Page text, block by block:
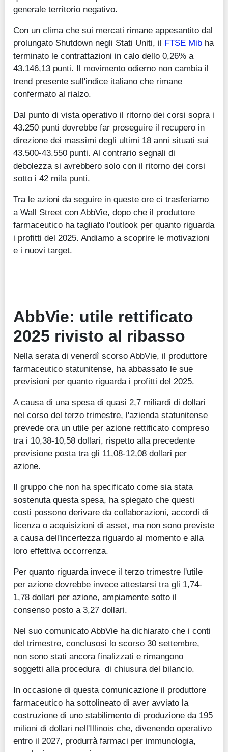
generale territorio negativo.
Con un clima che sui mercati rimane appesantito dal
prolungato Shutdown negli Stati Uniti, il FTSE Mib ha
terminato le contrattazioni in calo dello 0,26% a
43.146,13 punti. Il movimento odierno non cambia il
trend presente sull'indice italiano che rimane
confermato al rialzo.
Dal punto di vista operativo il ritorno dei corsi sopra i
43.250 punti dovrebbe far proseguire il recupero in
direzione dei massimi degli ultimi 18 anni situati sui
43.500-43.550 punti. Al contrario segnali di
debolezza si avrebbero solo con il ritorno dei corsi
sotto i 42 mila punti.
Tra le azioni da seguire in queste ore ci trasferiamo
a Wall Street con AbbVie, dopo che il produttore
farmaceutico ha tagliato l'outlook per quanto riguarda
i profitti del 2025. Andiamo a scoprire le motivazioni
e i nuovi target.
AbbVie: utile rettificato
2025 rivisto al ribasso
Nella serata di venerdì scorso AbbVie, il produttore
farmaceutico statunitense, ha abbassato le sue
previsioni per quanto riguarda i profitti del 2025.
A causa di una spesa di quasi 2,7 miliardi di dollari
nel corso del terzo trimestre, l'azienda statunitense
prevede ora un utile per azione rettificato compreso
tra i 10,38-10,58 dollari, rispetto alla precedente
previsione posta tra gli 11,08-12,08 dollari per
azione.
Il gruppo che non ha specificato come sia stata
sostenuta questa spesa, ha spiegato che questi
costi possono derivare da collaborazioni, accordi di
licenza o acquisizioni di asset, ma non sono previste
a causa dell'incertezza riguardo al momento e alla
loro effettiva occorrenza.
Per quanto riguarda invece il terzo trimestre l'utile
per azione dovrebbe invece attestarsi tra gli 1,74-
1,78 dollari per azione, ampiamente sotto il
consenso posto a 3,27 dollari.
Nel suo comunicato AbbVie ha dichiarato che i conti
del trimestre, conclusosi lo scorso 30 settembre,
non sono stati ancora finalizzati e rimangono
soggetti alla procedura di chiusura del bilancio.
In occasione di questa comunicazione il produttore
farmaceutico ha sottolineato di aver avviato la
costruzione di uno stabilimento di produzione da 195
milioni di dollari nell'Illinois che, divenendo operativo
entro il 2027, produrrà farmaci per immunologia,